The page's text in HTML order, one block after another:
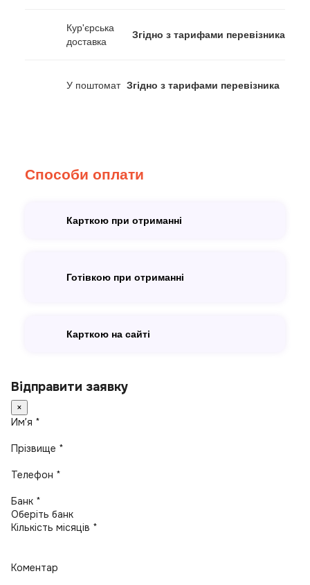
Кур'єрська
доставка
Згідно з тарифами перевізника
У поштомат Згідно з тарифами перевізника
Способи оплати
Карткою при отриманні
Готівкою при отриманні
Карткою на сайті
Відправити заявку
×
Имʼя *
Прізвище *
Телефон *
Банк *
Кількість місяців *
Коментар